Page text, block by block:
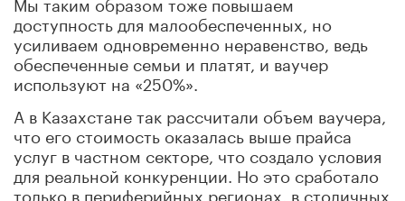
доступность для малообеспеченных, но
усиливаем одновременно неравенство, ведь
обеспеченные семьи и платят, и ваучер
используют на «250%».
А в Казахстане так рассчитали объем ваучера,
что его стоимость оказалась выше прайса
услуг в частном секторе, что создало условия
для реальной конкуренции. Но это сработало
только в периферийных регионах, в столичных